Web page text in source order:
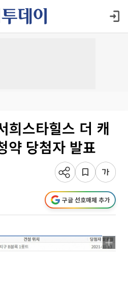
희스타힐스 더 캐
약 당첨자 발표
구글 선호매체 추가